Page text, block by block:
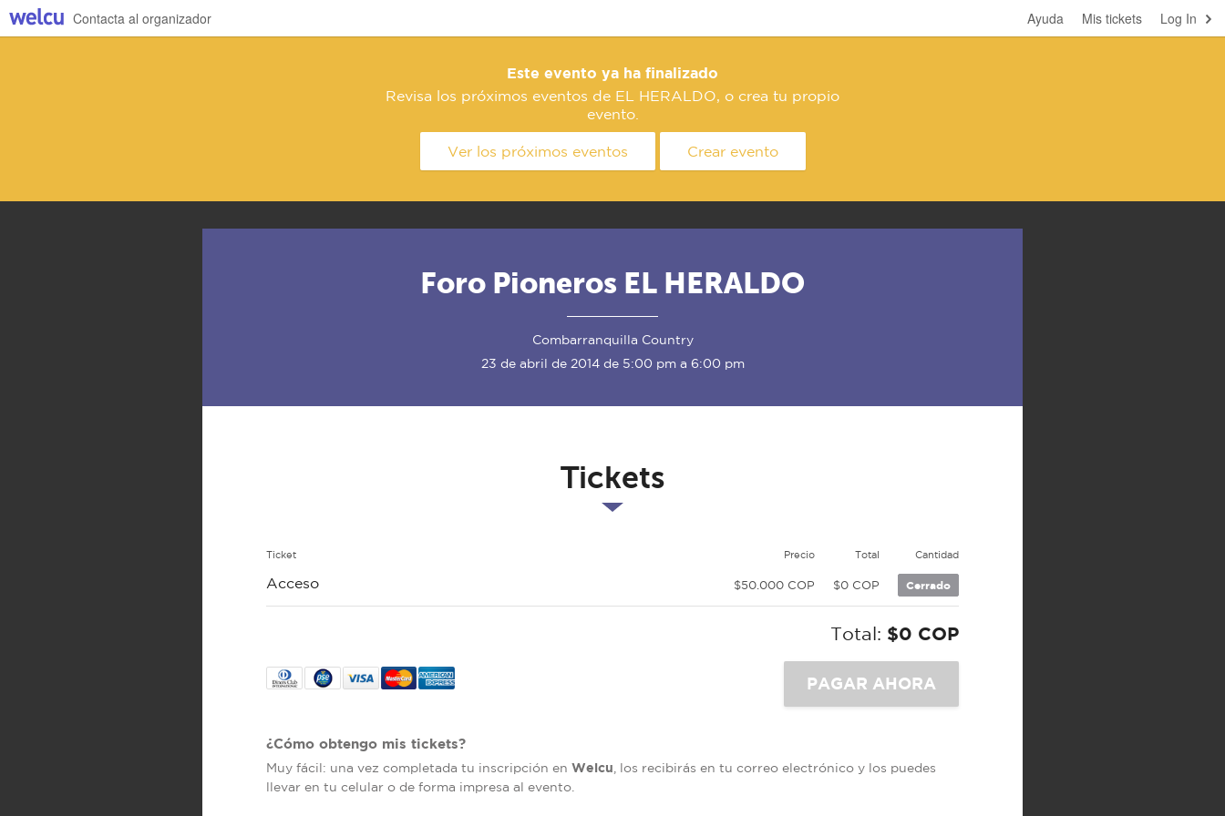
Log In
Mis tickets
Ayuda
Contacta al organizador
Este evento ya ha finalizado
Revisa los próximos eventos de EL HERALDO, o crea tu propio
evento.
Ver los próximos eventos Crear evento
Foro Pioneros EL HERALDO
Combarranquilla Country
23 de abril de 2014 de 5:00 pm a 6:00 pm
Tickets
Ticket Precio Total Cantidad
Acceso $50.000 COP $0 COP Cerrado
Total: $0 COP
¿Cómo obtengo mis tickets?
Muy fácil: una vez completada tu inscripción en Welcu , los recibirás en tu correo electrónico y los puedes
llevar en tu celular o de forma impresa al evento.